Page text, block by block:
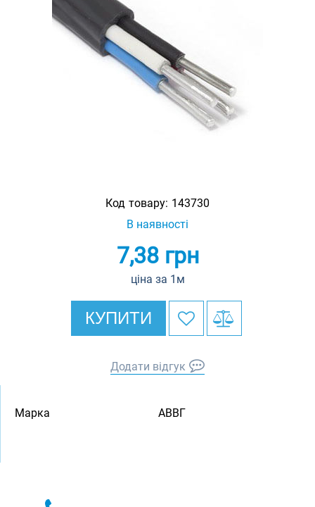
Код товару: 143730
В наявності
7,38грн
ціна за 1м
КУПИТИ
Додати відгук
Марка АВВГ